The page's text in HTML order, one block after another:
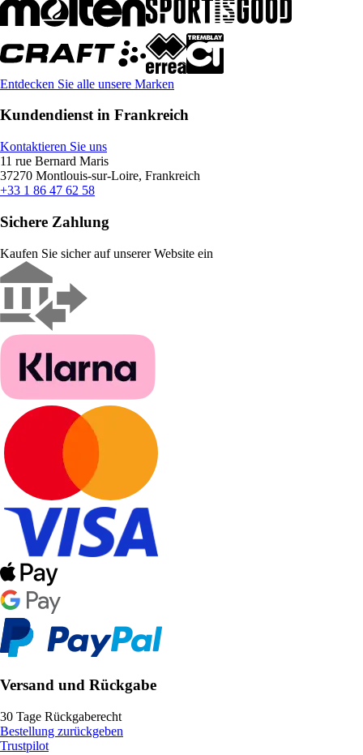
Entdecken Sie alle unsere Marken
Kundendienst in Frankreich
Kontaktieren Sie uns
11 rue Bernard Maris
37270 Montlouis-sur-Loire, Frankreich
+33 1 86 47 62 58
Sichere Zahlung
Kaufen Sie sicher auf unserer Website ein
Versand und Rückgabe
30 Tage Rückgaberecht
Bestellung zurückgeben
Trustpilot